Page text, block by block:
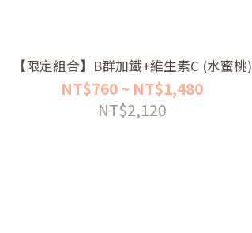
【限定組合】B群加鐵+維生素C (水蜜桃)
NT$760 ~ NT$1,480
NT$2,120